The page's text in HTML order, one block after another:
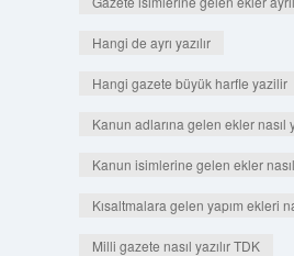
Hangi de ayrı yazılır
Hangi gazete büyük harfle yazilir
Kanun adlarına gelen ekler nasıl
Kanun isimlerine gelen ekler nasıl
Kısaltmalara gelen yapım ekleri
Milli gazete nasıl yazılır TDK